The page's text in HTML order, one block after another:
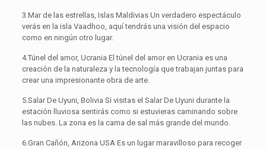
3.Mar de las estrellas, Islas Maldivias Un verdadero espectáculo
verás en la isla Vaadhoo, aquí tendrás una visión del espacio
como en ningún otro lugar.
4.Túnel del amor, Ucrania El túnel del amor en Ucrania es una
creación de la naturaleza y la tecnología que trabajan juntas para
crear una impresionante obra de arte.
5.Salar De Uyuni, Bolivia Si visitas el Salar De Uyuni durante la
estación lluviosa sentirás como si estuvieras caminando sobre
las nubes. La zona es la cama de sal más grande del mundo.
6.Gran Cañón, Arizona USA Es un lugar maravilloso para recoger